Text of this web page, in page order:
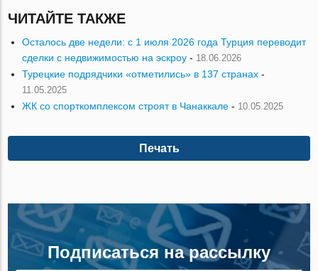
ЧИТАЙТЕ ТАКЖЕ
Осталось две недели: с 1 июля 2026 года Турция переводит
сделки с недвижимостью на эскроу - 18.06.2026
Турецкие подрядчики «отметились» в 137 странах -
11.05.2025
ЖК со спорткомплексом строят в Чанаккале - 10.05.2025
Печать
Подписаться на рассылку